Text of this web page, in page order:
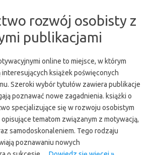
rozwój osobisty z
publikacjami
online to miejsce, w którym
książek poświęconych
Szeroki wybór tytułów zawiera publikacje
poznawać nowe zagadnienia. książki o
specjalizujące się w rozwoju osobistym
tematom związanym z motywacją,
samodoskonaleniem. Tego rodzaju
poznawaniu nowych